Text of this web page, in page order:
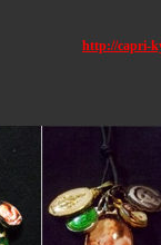
http://capri-